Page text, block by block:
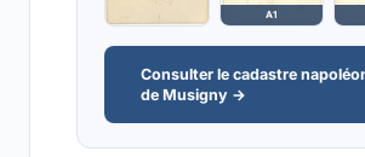
A1
Consulter le cadastre
de Musigny →